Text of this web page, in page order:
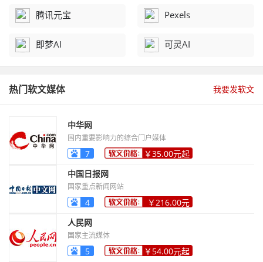
腾讯元宝 Pexels
即梦AI 可灵AI
热门软文媒体 我要发软文
中华网
国内重要影响力的综合门户媒体
7
￥35.00元起
中国日报网
国家重点新闻网站
4
￥216.00元
人民网
国家主流媒体
5
￥54.00元起